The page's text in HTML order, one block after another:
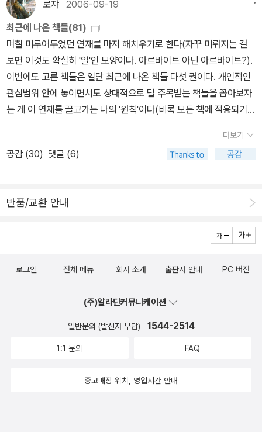
로쟈 2006-09-19
최근에 나온 책들(81)
며칠 미루어두었던 연재를 마저 해치우기로 한다(자꾸 미뤄지는 걸
보면 이것도 확실히 '일'인 모양이다. 아르바이트 아닌 아르바이트?).
이번에도 고른 책들은 일단 최근에 나온 책들 다섯 권이다. 개인적인
관심범위 안에 놓이면서도 상대적으로 덜 주목받는 책들을 꼽아보자
는 게 이 연재를 끌고가는 나의 '원칙'이다(비록 모든 책에 적용되기는
여하자면 '멸종의 역사에서 철학까지'이다. 내일 지구에 멸망이 와도
나는 한 그루의 사과나무를 심겠다는, 그런 무의미한... 제일 먼저
꼽을 책은 <멸종의 역사>(아고라, 2006)이다. '지구를 지배했던 동
대로 '멸종'이다. 멸종을 다루고 있는 책들은 리처드 리키의 <제6의
사가 10년내 사뭇 달라졌을 리는 없는 만큼 초점의 차이는 있을지언
생하고 30억 년 전에 생물체가 살기 시작한 이래 오늘날까지 생명의
은 곧 멸종의 과정을 이야기 하는 것임을 밝힌다. 지구에 처음 생물이
나타났을 때 있었던 종 중에 지금까지 살아있는 종은 1,000분의 1밖
이 수치는 지구에 나타났던 생물 중 99퍼센트가 멸종했음을 뜻한다.'
의 역사'이다. 책의 저자는 리처드 엘리스인데, 동물학자이자(보다 정
더보기
공감 (30) 댓글 (6)
반품/교환 안내
로그인 전체 메뉴 회사 소개 출판사 안내 PC 버전
(주)알라딘커뮤니케이션
일반문의 (발신자 부담) 1544-2514
1:1 문의 FAQ
중고매장 위치, 영업시간 안내